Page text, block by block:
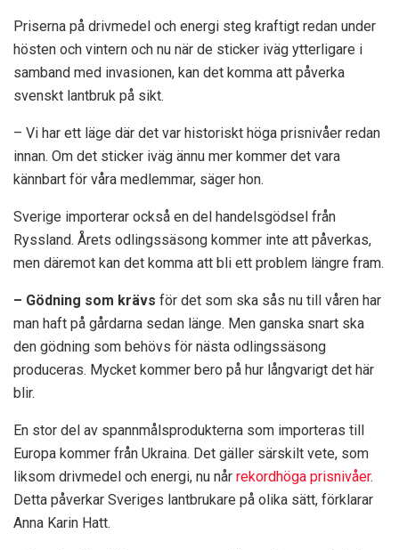
Priserna på drivmedel och energi steg kraftigt redan under
hösten och vintern och nu när de sticker iväg ytterligare i
samband med invasionen, kan det komma att påverka
svenskt lantbruk på sikt.
– Vi har ett läge där det var historiskt höga prisnivåer redan
innan. Om det sticker iväg ännu mer kommer det vara
kännbart för våra medlemmar, säger hon.
Sverige importerar också en del handelsgödsel från
Ryssland. Årets odlingssäsong kommer inte att påverkas,
men däremot kan det komma att bli ett problem längre fram.
– Gödning som krävs för det som ska sås nu till våren har
man haft på gårdarna sedan länge. Men ganska snart ska
den gödning som behövs för nästa odlingssäsong
produceras. Mycket kommer bero på hur långvarigt det här
blir.
En stor del av spannmålsprodukterna som importeras till
Europa kommer från Ukraina. Det gäller särskilt vete, som
liksom drivmedel och energi, nu når rekordhöga prisnivåer.
Detta påverkar Sveriges lantbrukare på olika sätt, förklarar
Anna Karin Hatt.